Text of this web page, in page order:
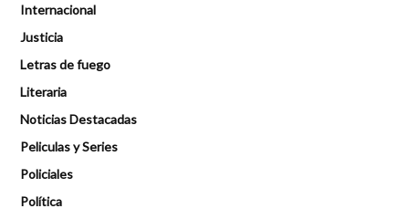
Internacional
Justicia
Letras de fuego
Literaria
Noticias Destacadas
Peliculas y Series
Policiales
Política